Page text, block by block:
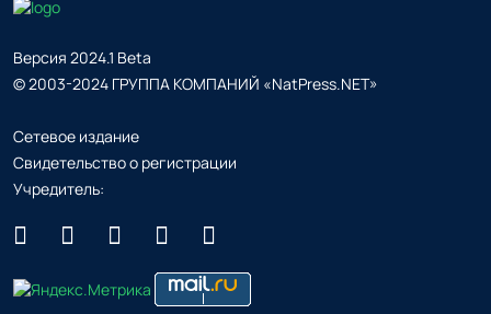
Версия 2024.1 Beta
© 2003-2024 ГРУППА КОМПАНИЙ «NatPress.NET»
Сетевое издание
Свидетельство о регистрации
Учредитель: